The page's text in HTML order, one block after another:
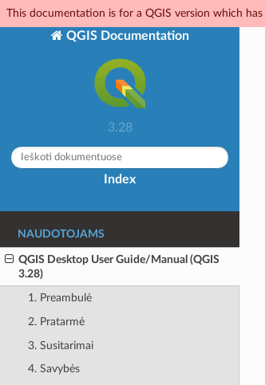
This documentation is for a QGIS version which
QGIS Documentation
3.28
Index
NAUDOTOJAMS
QGIS Desktop User Guide/Manual (QGIS
3.28)
1. Preambulė
2. Pratarmė
3. Susitarimai
4. Savybės